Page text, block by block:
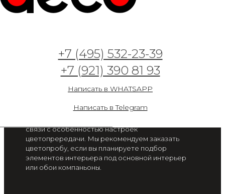
+7 (495) 532-23-39
+7 (921) 390 81 93
Написать в WHATSAPP
Написать в Telegram
Арт. Мягкие облака 0112-
от 2 300 руб. / м2
Цвет на экране вашего смартфона или монитора
связи с особенностью настроек
цветопрередачи. Мы рекомендуем заказать
цветопробу, если вы планируете подбор
элементов интерьера под основной интерьер
или обои компаньоны.